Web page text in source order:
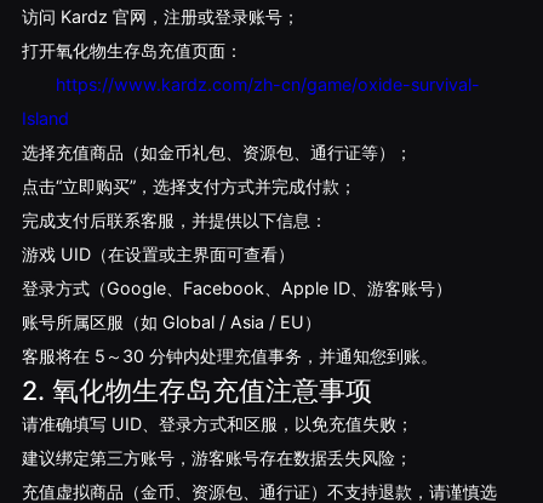
访问 Kardz 官网，注册或登录账号；
打开氧化物生存岛充值页面：
https://www.kardz.com/zh-cn/game/oxide-survival-
Island
选择充值商品（如金币礼包、资源包、通行证等）；
点击“立即购买”，选择支付方式并完成付款；
完成支付后联系客服，并提供以下信息：
游戏 UID（在设置或主界面可查看）
登录方式（Google、Facebook、Apple ID、游客账号）
账号所属区服（如 Global / Asia / EU）
客服将在 5～30 分钟内处理充值事务，并通知您到账。
2. 氧化物生存岛充值注意事项
请准确填写 UID、登录方式和区服，以免充值失败；
建议绑定第三方账号，游客账号存在数据丢失风险；
充值虚拟商品（金币、资源包、通行证）不支持退款，请谨慎选